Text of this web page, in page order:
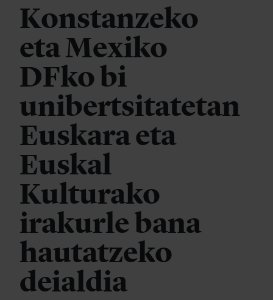
Konstanzeko
eta Mexiko
DFko bi
unibertsitatetan
Euskara eta
Euskal
Kulturako
irakurle bana
hautatzeko
deialdia